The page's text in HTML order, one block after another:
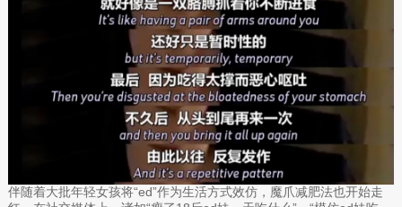
伴随着大批年轻女孩将“ed”作为生活方式效仿，魔爪减肥法也开始走